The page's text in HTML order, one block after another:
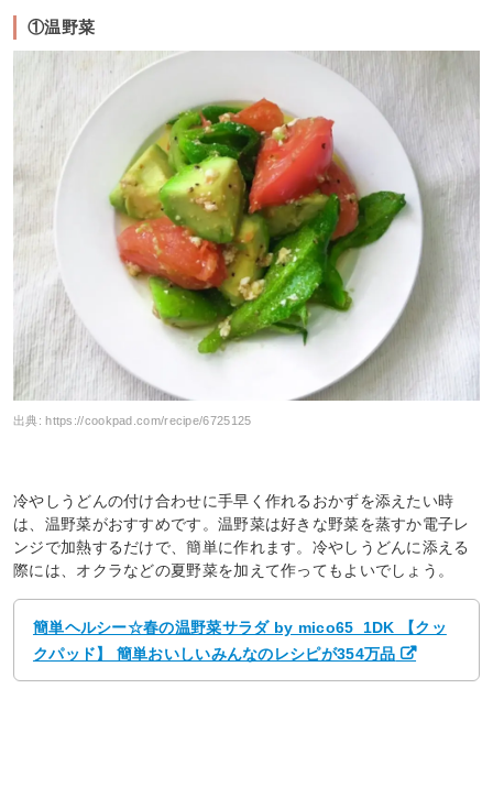
①温野菜
出典:https://cookpad.com/recipe/6725125
冷やしうどんの付け合わせに手早く作れるおかずを添えたい時
は、温野菜がおすすめです。温野菜は好きな野菜を蒸すか電子レ
ンジで加熱するだけで、簡単に作れます。冷やしうどんに添える
際には、オクラなどの夏野菜を加えて作ってもよいでしょう。
簡単ヘルシー☆春の温野菜サラダ by mico65_1DK 【クッ
クパッド】 簡単おいしいみんなのレシピが354万品